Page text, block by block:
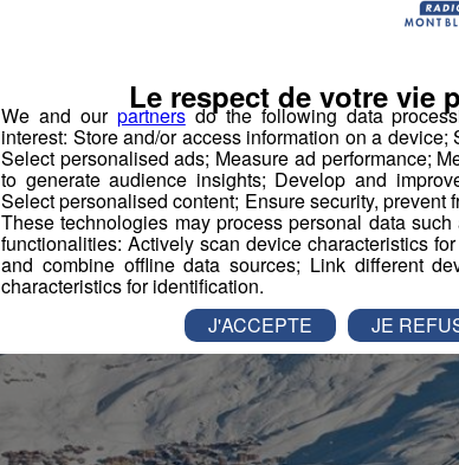
We and our partnersdo the following data
interest: Store and/or access information on a
Select personalised ads; Measure ad performance;
to generate audience insights; Develop and
Select personalised content; Ensure security,
These technologies may process personal data
functionalities: Actively scan device characteristics
and combine offline data sources; Link different
characteristics for identification.
Le respect de votre vie
J'ACCEPTE JE